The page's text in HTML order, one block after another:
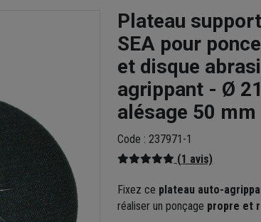
Plateau
SEA pour
et disque
agrippant - Ø
alésage 50 mm
Code : 237971-1
(1 avis)
Fixez ce plateau auto-
réaliser un ponçage propre et